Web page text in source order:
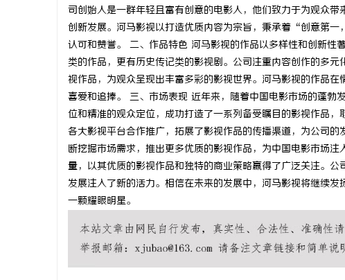
司创始人是一群年轻且富有创意的电影人，他们致力于为观众
创新发展。河马影视以打造优质内容为宗旨，秉承着“创意第
认可和赞誉。 二、作品特色 河马影视的作品以多样性和创新性
类的作品，更有历史传记类的影视剧。公司注重内容创作的多
视作品，为观众呈现出丰富多彩的影视世界。河马影视的作品
喜爱和追捧。 三、市场表现 近年来，随着中国电影市场的蓬勃
位和精准的观众定位，成功打造了一系列备受瞩目的影视作品
各大影视平台合作推广，拓展了影视作品的传播渠道，为公司
断挖掘市场需求，推出更多优质的影视作品，为中国电影市场
量，以其优质的影视作品和独特的商业策略赢得了广泛关注。
发展注入了新的活力。相信在未来的发展中，河马影视将继续
一颗耀眼明星。
武汉配眼镜 上海配眼镜 武汉配眼镜 上海配